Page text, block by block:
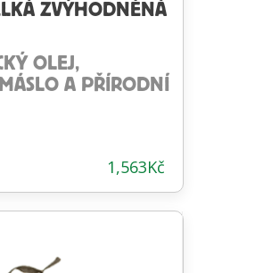
ZVÝHODNĚNÁ
OLEJ,
A PŘÍRODNÍ
1,563Kč